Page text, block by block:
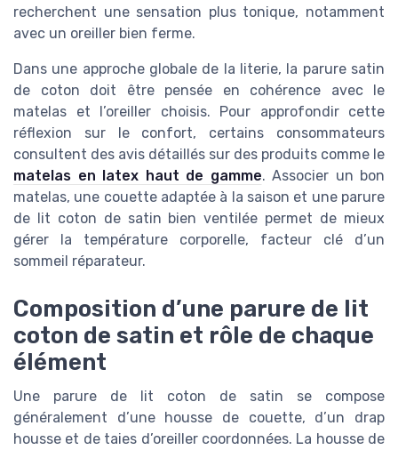
recherchent une sensation plus tonique, notamment
avec un oreiller bien ferme.
Dans une approche globale de la literie, la parure satin
de coton doit être pensée en cohérence avec le
matelas et l’oreiller choisis. Pour approfondir cette
réflexion sur le confort, certains consommateurs
consultent des avis détaillés sur des produits comme le
matelas en latex haut de gamme. Associer un bon
matelas, une couette adaptée à la saison et une parure
de lit coton de satin bien ventilée permet de mieux
gérer la température corporelle, facteur clé d’un
sommeil réparateur.
Composition d’une parure de lit
coton de satin et rôle de chaque
élément
Une parure de lit coton de satin se compose
généralement d’une housse de couette, d’un drap
housse et de taies d’oreiller coordonnées. La housse de